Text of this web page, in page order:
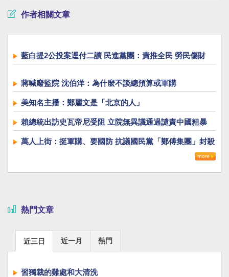
作者相關文章
藍白提2公投案逕付二讀 民進黨團：責推全民 勞民傷財
蔣喊廢監院 沈伯洋：為什麼不談總預算或軍購
美知名主播：鄭麗文是「北京的人」
賴總統出訪史瓦帝尼受阻 立院無異議通過譴責中國粗暴
萬人上街：挺軍購、要國防 抗議國民黨「鄭傅集團」封殺
熱門文章
近三日 近一月 熱門
習獨裁的難處和大清洗